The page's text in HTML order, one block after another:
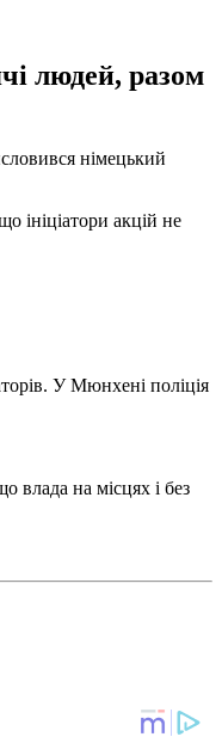
людей, разом
німецький
ініціатори акцій не
У Мюнхені поліція
влада на місцях і без